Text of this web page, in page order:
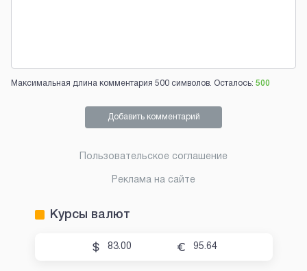
Максимальная длина комментария 500 символов. Осталось: 500
Добавить комментарий
Пользовательское соглашение
Реклама на сайте
Курсы валют
83.00 95.64